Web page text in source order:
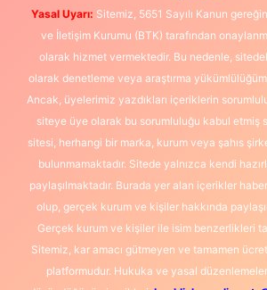
Yasal Uyarı: Sitemiz, 5651 Sayılı Kanun
ve İletişim Kurumu (BTK) tarafından
olarak hizmet vermektedir. Bu nedenle,
olarak denetleme veya araştırma
Ancak, üyelerimiz yazdıkları içeriklerin
siteye üye olarak bu sorumluluğu kabul etmiş
sitesi, herhangi bir marka, kurum veya şahıs
bulunmamaktadır. Sitede yalnızca kendi
paylaşılmaktadır. Burada yer alan içerikler
olup, gerçek kurum ve kişiler hakkında
Gerçek kurum ve kişiler ile isim benzerlikleri
Sitemiz, kar amacı gütmeyen ve tamamen
platformudur. Hukuka ve yasal